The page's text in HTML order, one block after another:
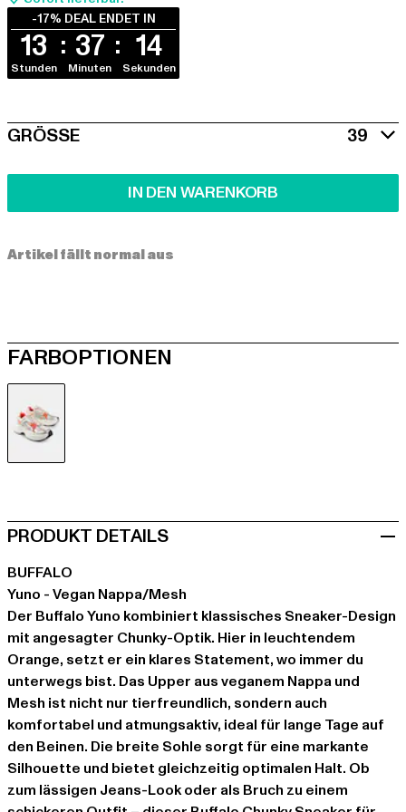
-17% DEAL ENDET IN
13
Stunden
37
Minuten
14
Sekunden
SIZE
GRÖSSE 39
IN DEN WARENKORB
Artikel fällt normal aus
FARBOPTIONEN
PRODUKT DETAILS
BUFFALO
Yuno - Vegan Nappa/Mesh
Der Buffalo Yuno kombiniert klassisches Sneaker-Design
mit angesagter Chunky-Optik. Hier in leuchtendem
Orange, setzt er ein klares Statement, wo immer du
unterwegs bist. Das Upper aus veganem Nappa und
Mesh ist nicht nur tierfreundlich, sondern auch
komfortabel und atmungsaktiv, ideal für lange Tage auf
den Beinen. Die breite Sohle sorgt für eine markante
Silhouette und bietet gleichzeitig optimalen Halt. Ob
zum lässigen Jeans-Look oder als Bruch zu einem